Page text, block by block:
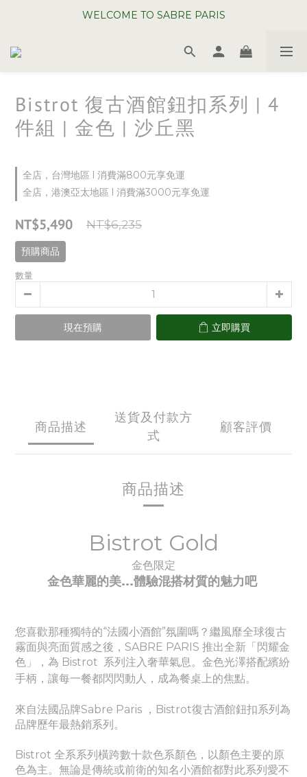
WELCOME TO SABRE PARIS
WELCOME TO SABRE PARIS
夏日年中慶全館 88 折
Bistrot 復古酒館鈕扣系列 | 4
件組 | 金色 | 沙丘黑
全店，台灣地區 l 消費滿800元享免運
全店，港澳亞太地區 l 消費滿3000元享免運
NT$5,490 NT$6,235
預購商品
數量
現在預購 立即購買
商品描述
送貨及付款方
式
顧客評價
商品描述
Bistrot Gold
金色限定
金色華麗的美...體驗混搭材質的魅力吧
您喜歡那種獨特的“法國小酒館”氛圍嗎？ 繼風靡全球復古
霧面與亮面質感之後，SABRE PARIS 推出全新「閃耀金
色」，為 Bistrot 系列注入奢華氣息。金色光澤搭配繽紛
手柄，讓每一餐都閃閃動人，成為餐桌上的焦點。
來自法國品牌Sabre Paris ，Bistrot復古酒館鈕扣系列為
品牌歷年最熱銷系列。
Bistrot 全系系列橫跨數十款色系顏色，以顏色主要的原
色為主。無論是傳統或前衛的知名小酒館都對此系列愛不